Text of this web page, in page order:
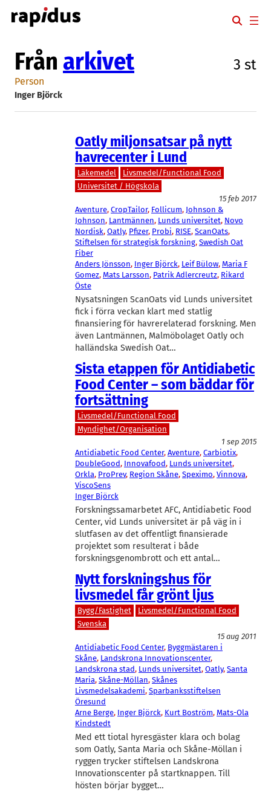
Hoppa
till
Från arkivet 3 st
Person
Inger Björck
Oatly miljonsatsar på nytt
havrecenter i Lund
Läkemedel
Livsmedel/Functional Food
Universitet / Högskola
15 feb 2017
Aventure, CropTailor, Follicum, Johnson &
Johnson, Lantmännen, Lunds universitet, Novo
Nordisk, Oatly, Pfizer, Probi, RISE, ScanOats
Stiftelsen för strategisk forskning, Swedish Oat
Fiber
Anders Jönsson, Inger Björck, Leif Bülow, Maria F
Gomez, Mats Larsson, Patrik Adlercreutz, Rikard
Öste
Nysatsningen ScanOats vid Lunds universitet
fick i förra veckan klart med statlig
finansiering för havrerelaterad forskning. Men
även Lantmännen, Malmöbolaget Oatly och
halländska Swedish Oat…
Sista etappen för Antidiabetic
Food Center – som bäddar för
fortsättning
Livsmedel/Functional Food
Myndighet/Organisation
1 sep 2015
Antidiabetic Food Center, Aventure, Carbiotix
DoubleGood, Innovafood, Lunds universitet
Orkla, ProPrev, Region Skåne, Speximo, Vinnova
ViscoSens
Inger Björck
Forskningssamarbetet AFC, Antidiabetic Food
Center, vid Lunds universitet är på väg in i
slutfasen av det offentligt finansierade
projektet som resulterat i både
forskningsgenombrott och ett antal…
Nytt forskningshus för
livsmedel får grönt ljus
Bygg/Fastighet
Livsmedel/Functional Food
Svenska
15 aug 2011
Antidiabetic Food Center, Byggmästaren i
Skåne, Landskrona Innovationscenter
Landskrona stad, Lunds universitet, Oatly, Santa
Maria, Skåne-Möllan, Skånes
Livsmedelsakademi, Sparbanksstiftelsen
Öresund
Arne Berge, Inger Björck, Kurt Boström, Mats-Ola
Kindstedt
Med ett tiotal hyresgäster klara och bolag
som Oatly, Santa Maria och Skåne-Möllan i
ryggen trycker stiftelsen Landskrona
Innovationscenter på startknappen. Till
hösten börjar bygget…